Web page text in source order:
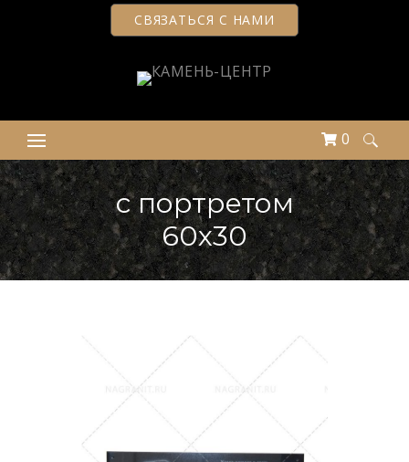
СВЯЗАТЬСЯ С НАМИ
0
Найти:
с портретом
60х30